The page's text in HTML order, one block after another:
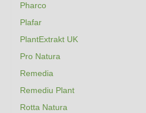
Pharco
Plafar
PlantExtrakt UK
Pro Natura
Remedia
Remediu Plant
Rotta Natura